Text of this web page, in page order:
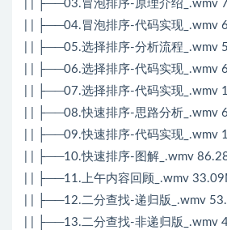
| | ├──03.冒泡排序-原理介绍_.wmv
| | ├──04.冒泡排序-代码实现_.wmv
| | ├──05.选择排序-分析流程_.wmv
| | ├──06.选择排序-代码实现_.wmv
| | ├──07.选择排序-代码实现_.wmv
| | ├──08.快速排序-思路分析_.wmv
| | ├──09.快速排序-代码实现_.wmv
| | ├──10.快速排序-图解_.wmv
| | ├──11.上午内容回顾_.wmv
| | ├──12.二分查找-递归版_.wmv
| | ├──13.二分查找-非递归版_.wmv